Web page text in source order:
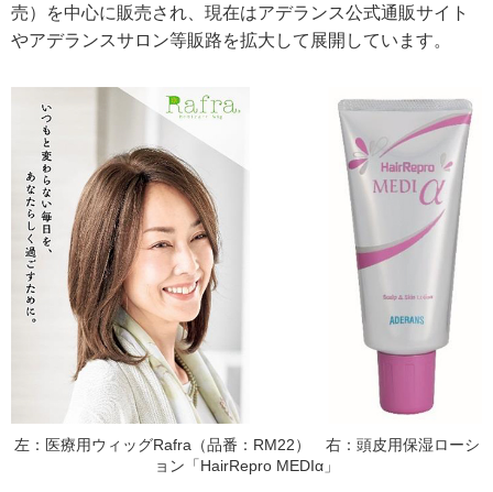
売）を中心に販売され、現在はアデランス公式通販サイト
やアデランスサロン等販路を拡大して展開しています。
左：医療用ウィッグRafra（品番：RM22） 右：頭皮用保湿ローシ
ョン「HairRepro MEDIα」